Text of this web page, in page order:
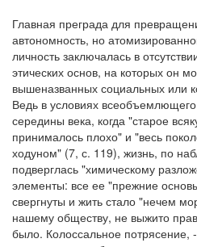
Главная преграда для
автономность, но
личность заключалась в
этических основ, на которых он
вышеназванных социальных или
Ведь в условиях всеобъемлющего
середины века, когда "старое
принималось плохо" и "весь
ходуном" (7, с. 119), жизнь, по
подверглась "химическому
элементы: все ее "прежние
свергнуты и жить стало "нечем
нашему обществу, не выжито
было. Колоссальное потрясение,